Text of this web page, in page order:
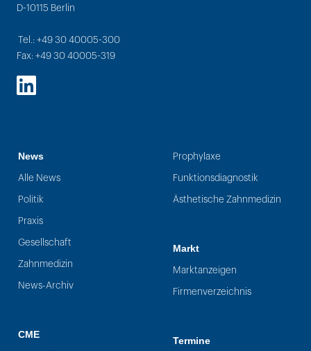
D-10115 Berlin
Tel.: +49 30 40005-300
Fax: +49 30 40005-319
LinkedIn
News
Alle News
Politik
Praxis
Gesellschaft
Zahnmedizin
News-Archiv
CME
Prophylaxe
Funktionsdiagnostik
Ästhetische Zahnmedizin
Markt
Marktanzeigen
Firmenverzeichnis
Termine